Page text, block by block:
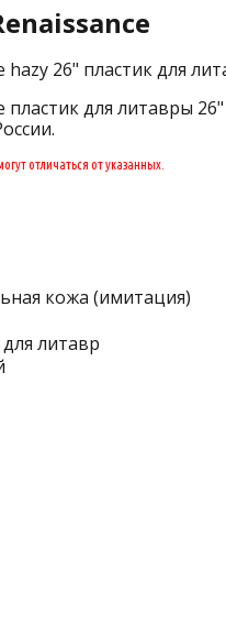
hazy 26" пластик для
пластик для литавры
отличаться от указанных.
кожа (имитация)
литавр